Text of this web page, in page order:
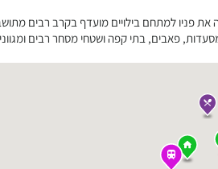
פניו למתחם בילויים מועדף בקרב רבים
פאבים, בתי קפה ושטחי מסחר רבים